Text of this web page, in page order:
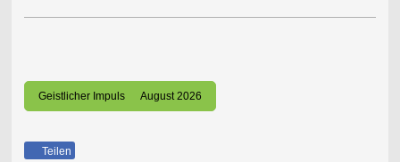
Geistlicher Impuls August 2026
Teilen